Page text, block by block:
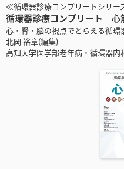
≪循環器診療コンプリートシリ
循環器診療コンプリート 心
心・腎・脳の視点でとらえる循環
北岡 裕章(編集)
高知大学医学部老年病・循環器内